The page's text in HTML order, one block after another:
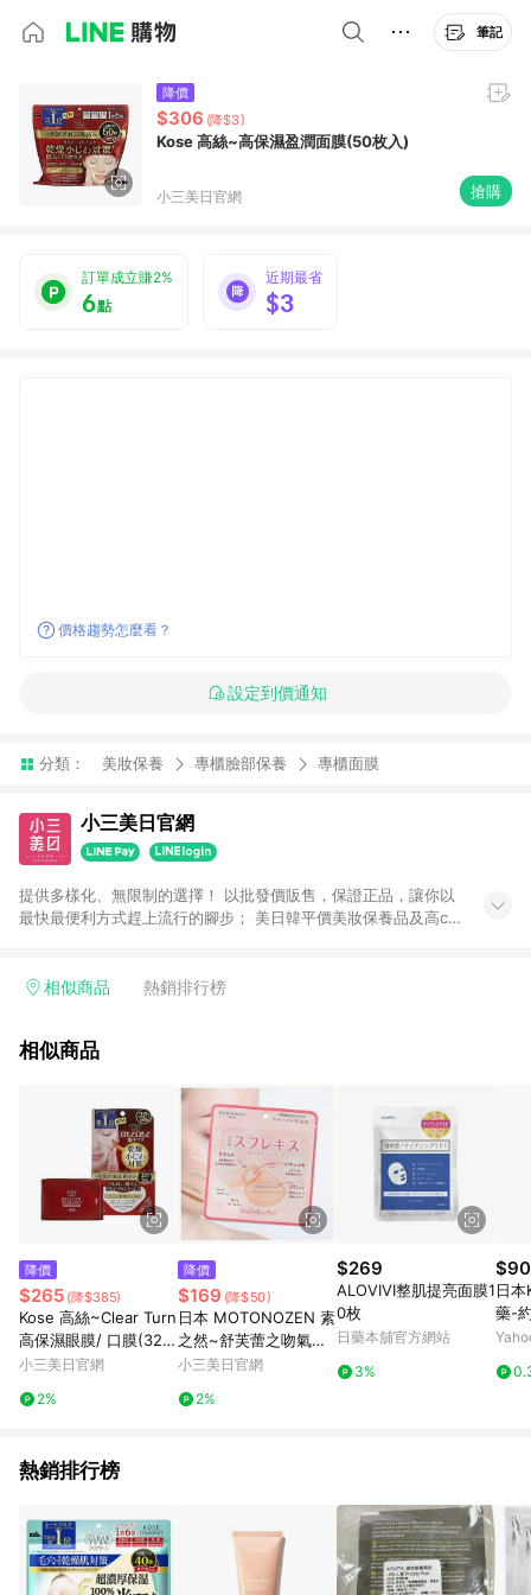
筆記
降價
$306 (降$3)
Kose 高絲~高保濕盈潤面膜(50枚入)
小三美日官網 搶購
訂單成立賺2%
6點
近期最省
$3
價格趨勢怎麼看？
設定到價通知
分類： 美妝保養 專櫃臉部保養 專櫃面膜
小三美日官網
提供多樣化、無限制的選擇！ 以批發價販售，保證正品，讓你以
最快最便利方式趕上流行的腳步； 美日韓平價美妝保養品及高cp
天前後發送 3.使用小三美日APP下單，將無法獲得點數回饋 4.
皆不計入點數回饋，依扣除前述所有折讓金額，得最終之金額贈
(折價券或全館滿額折)及50元美幣，實際回饋金額需扣除所有折
讓金額，得最終金額400元贈點。 例2：訂單總金額為500元，未
達免運門檻運費60元，使用60元折扣(折價券或全館滿額折)及60
元美幣，實際回饋金額需扣除運費及所有折讓金額，得最終金額
320元贈點。 例3：訂單總金額為199元，使用免運券折抵60元運
費，因未達原設定之免運門檻，故運費仍視為折讓金額，實際回
饋金額須扣除60元運費，得最終金額139元贈點。
相似商品 熱銷排行榜
相似商品
降價
$265 (降$385)
Kose 高絲~Clear Turn
高保濕眼膜/ 口膜(32回
份)
小三美日官網
2%
降價
$169 (降$50)
日本 MOTONOZEN 素
之然~舒芙蕾之吻氣墊
粉撲(1入)
小三美日官網
2%
$269
ALOVIVI整肌提亮面膜1
0枚
日藥本舖官方網站
3%
日
藥-
塞組
tmin
熱銷排行榜